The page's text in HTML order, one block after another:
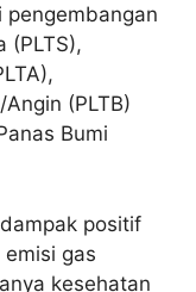
pengembangan
(PLTS),
(PLTB)
Bumi
positif
gas
kesehatan